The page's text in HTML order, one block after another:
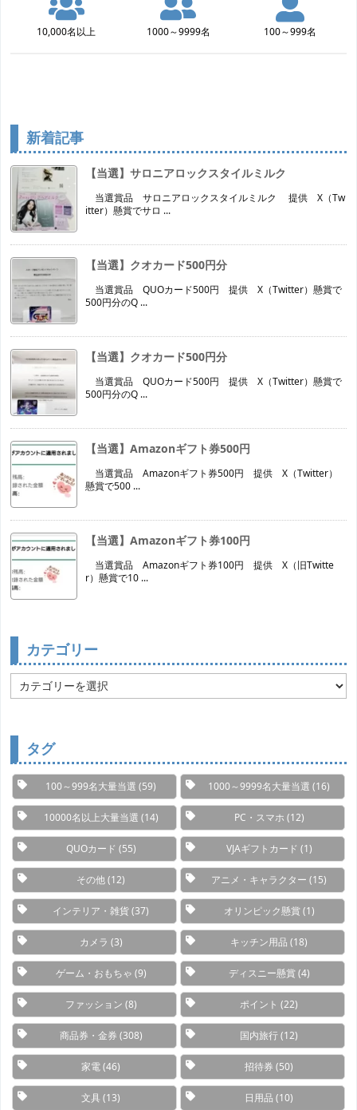
10,000名以上 1000～9999名 100～999名
新着記事
【当選】サロニアロックスタイルミルク
当選賞品 サロニアロックスタイルミルク 提供 X（Tw
itter）懸賞でサロ ...
【当選】クオカード500円分
当選賞品 QUOカード500円 提供 X（Twitter）懸賞で
500円分のQ ...
【当選】クオカード500円分
当選賞品 QUOカード500円 提供 X（Twitter）懸賞で
500円分のQ ...
【当選】Amazonギフト券500円
当選賞品 Amazonギフト券500円 提供 X（Twitter）
懸賞で500 ...
【当選】Amazonギフト券100円
当選賞品 Amazonギフト券100円 提供 X（旧Twitte
r）懸賞で10 ...
カテゴリー
カ
テ
タグ
100～999名大量当選 (59) 1000～9999名大量当選 (16)
10000名以上大量当選 (14) PC・スマホ (12)
QUOカード (55) VJAギフトカード (1)
その他(12) アニメ・キャラクター (15)
インテリア・雑貨(37) オリンピック懸賞(1)
カメラ (3) キッチン用品 (18)
ゲーム・おもちゃ (9) ディスニー懸賞(4)
ファッション (8) ポイント (22)
商品券・金券 (308) 国内旅行(12)
家電(46) 招待券 (50)
文具 (13) 日用品 (10)